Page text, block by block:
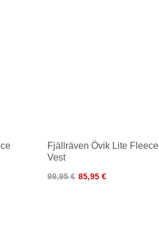
Fjällräven Övik Lite Fleece
Vest
99,95 € 85,95 €